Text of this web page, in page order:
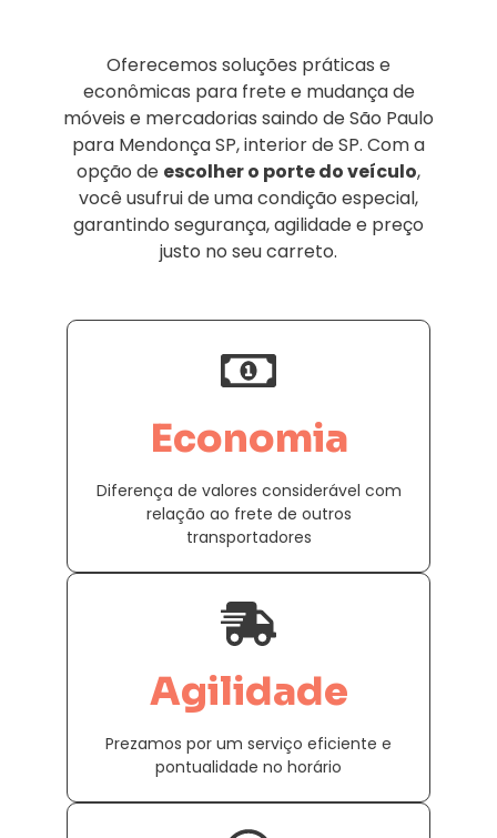
Oferecemos soluções práticas e
econômicas para frete e mudança de
móveis e mercadorias saindo de São Paulo
para Mendonça SP, interior de SP. Com a
opção de escolher o porte do veículo,
você usufrui de uma condição especial,
garantindo segurança, agilidade e preço
justo no seu carreto.
Economia
Diferença de valores considerável com
relação ao frete de outros
transportadores
Agilidade
Prezamos por um serviço eficiente e
pontualidade no horário